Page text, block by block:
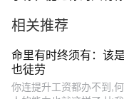
真实的样子，永远比完
假象更有力量。这世界
缺随波逐流的人，缺
于做自己的勇者。#自洽
生智慧
相关推荐
命里有时终须有：该
也徒劳
你连提升工资都办不到,